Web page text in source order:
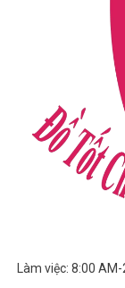
Làm việc: 8:00